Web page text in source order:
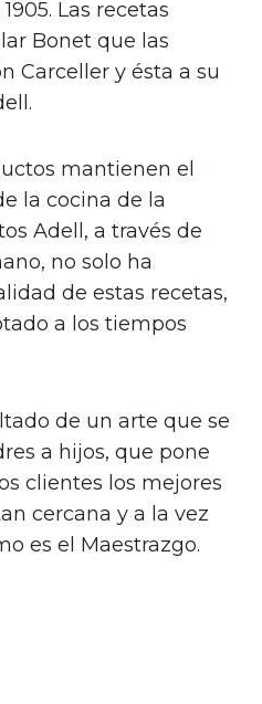
Las recetas
Bonet que las
Carceller y ésta a su
mantienen el
la cocina de la
Adell, a través de
no solo ha
de estas recetas,
a los tiempos
de un arte que se
a hijos, que pone
clientes los mejores
cercana y a la vez
es el Maestrazgo.